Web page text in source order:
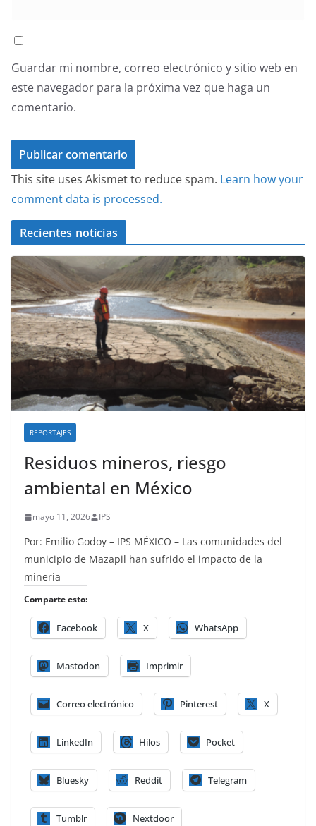
Guardar mi nombre, correo electrónico y sitio web en
este navegador para la próxima vez que haga un
comentario.
This site uses Akismet to reduce spam. Learn how your
comment data is processed.
Recientes noticias
REPORTAJES
Residuos mineros, riesgo
ambiental en México
mayo 11, 2026 IPS
Por: Emilio Godoy – IPS MÉXICO – Las comunidades del
municipio de Mazapil han sufrido el impacto de la
minería
Comparte esto:
Facebook X WhatsApp
Mastodon Imprimir
Correo electrónico Pinterest X
LinkedIn Hilos Pocket
Bluesky Reddit Telegram
Tumblr Nextdoor